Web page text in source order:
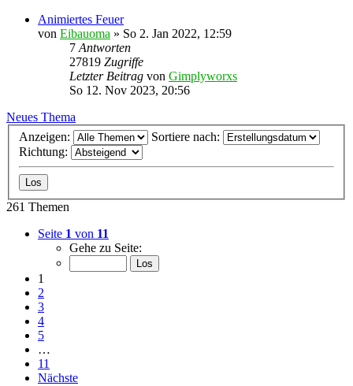
Animiertes Feuer
von Eibauoma » So 2. Jan 2022, 12:59
7 Antworten
27819 Zugriffe
Letzter Beitrag von Gimplyworxs
So 12. Nov 2023, 20:56
Neues Thema
Anzeigen:
Sortiere nach:
Richtung:
261 Themen
Seite 1 von 11
Gehe zu Seite:
1
2
3
4
5
…
11
Nächste